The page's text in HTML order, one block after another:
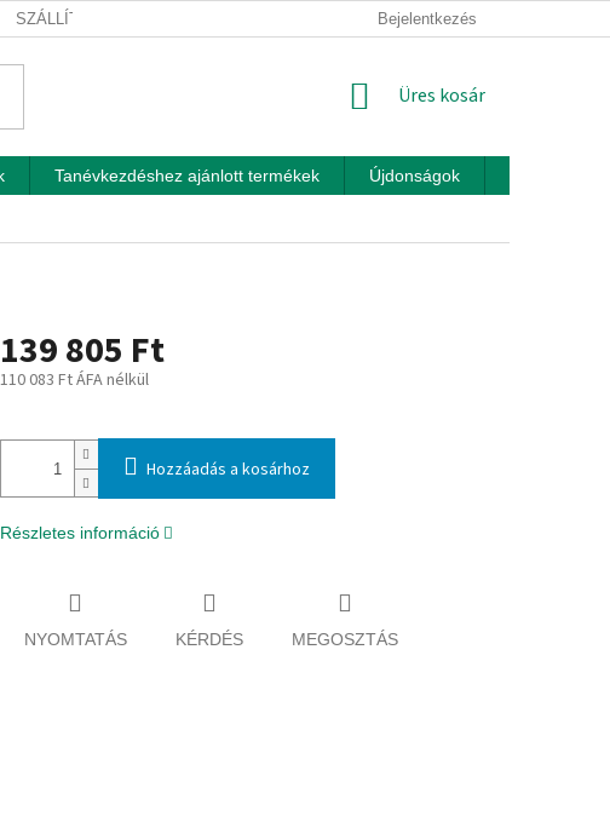
SZÁLLÍTÁSI FELTÉTELEK ÜZLETI FELTÉTELEK (ÁSZF)
Bejelentkezés
KOSÁR
Üres kosár
Tanévkezdéshez ajánlott termékek Újdonságok
139 805 Ft
110 083 Ft ÁFA nélkül
Hozzáadás a kosárhoz
Részletes információ
NYOMTATÁS KÉRDÉS MEGOSZTÁS